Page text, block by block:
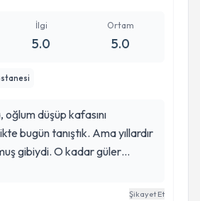
İlgi
5.0
Ortam
5.0
düşüp kafasını
bugün tanıştık. Ama yıllardır
gibiydi. O kadar güler
ki annesi olarak tüm paniğim
ve alakası mükemmeldi. İyi kiŞikayet Et